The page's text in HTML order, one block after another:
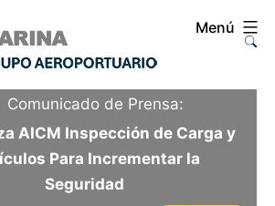
Menú
de Prensa:
AICM Inspección de Carga y
Para Incrementar la
Seguridad